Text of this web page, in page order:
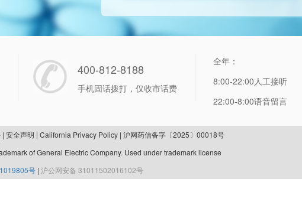
400-812-8188
手机固话拨打，仅收市话费
全年：
8:00-22:00人工接听
22:00-8:00语音留言
| 安全声明 | California Privacy Policy| 沪网药信备字〔2025〕00018号
of General Electric Company. Used under trademark license
号 | 沪公网安备 31011502016102号